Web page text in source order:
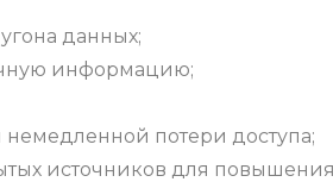
данных;
информацию;
потери доступа;
источников для